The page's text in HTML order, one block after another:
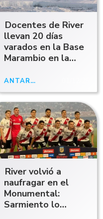
Docentes de River
llevan 20 días
varados en la Base
Marambio en la
de regreso
ANTÁRTIDA
River volvió a
naufragar en el
Monumental:
Sarmiento lo